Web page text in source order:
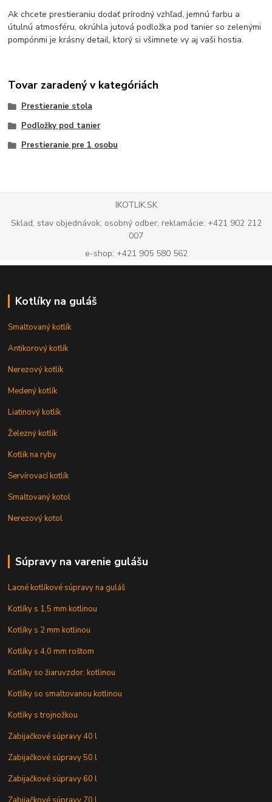
Ak chcete prestieraniu dodať prírodný vzhľad, jemnú farbu a
útulnú atmosféru, okrúhla jutová podložka pod tanier so zelenými
pompónmi je krásny detail, ktorý si všimnete vy aj vaši hostia.
Tovar zaradený v kategóriách
Prestieranie stola
Podložky pod tanier
Prestieranie pre 1 osobu
IKOTLIK.SK
Sklad, stav objednávok, osobný odber, reklamácie: +421 902 212
007
e-shop: +421 905 580 562
Kotlíky na guláš
Smaltovaný kotlík
Antikorový kotlík
Nerezový kotlík
Medený kotlík
Liatinový kotlík
Železný kotlík
Kotlík na ryby
Servírovací kotlík
Smaltovaný kotol
Nerezový kotol
Súpravy na varenie gulášu
Lacné kotlíkové súpravy na guláš
Kotlíky s 1,5 mm kotlinou
Kotlíky s 2 mm kotlinou
Kotlíky s 4,0 mm roštom
Kotlíky so žiaruvzdor. kotlinou
Kotlíky so smaltovanou kotlinou
Kotlíky s trojnožkou
Zabijačkové súpravy 40 l
Zabijačkové súpravy 50 l
Zabijačkové súpravy 60 l